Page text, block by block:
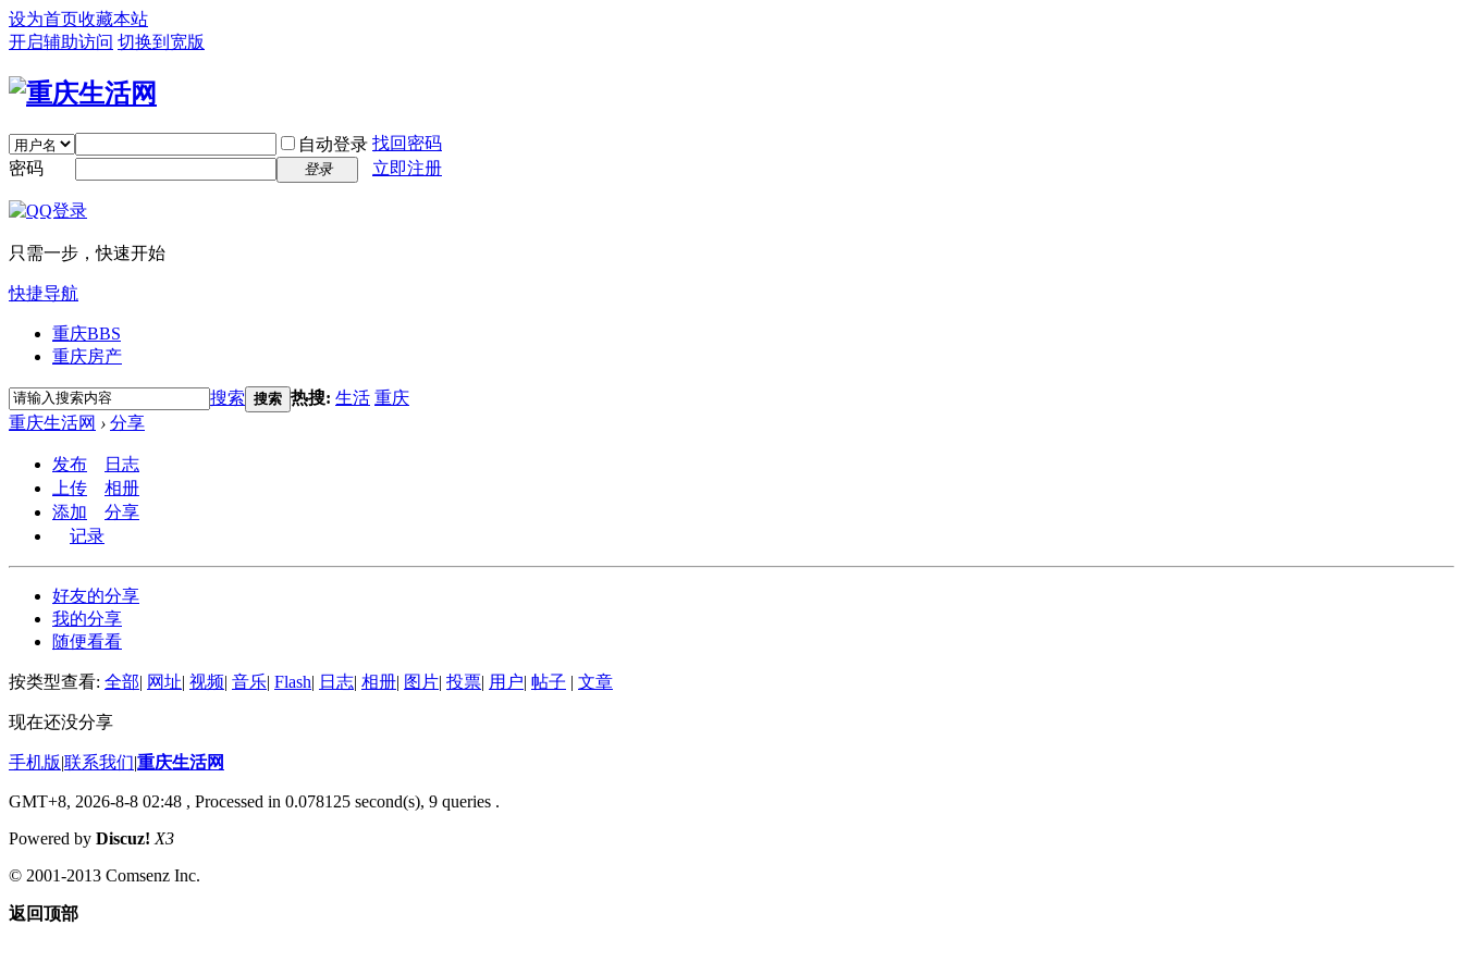
设为首页收藏本站
开启辅助访问 切换到宽版
自动登录 找回密码
密码
登录 立即注册
只需一步，快速开始
快捷导航
重庆BBS
重庆房产
搜索 搜索 热搜: 生活 重庆
重庆生活网 › 分享
发布
日志
上传
相册
添加
分享
记录
好友的分享
我的分享
随便看看
按类型查看: 全部| 网址| 视频| 音乐| Flash| 日志| 相册| 图片| 投票| 用户| 帖子 | 文章
现在还没分享
手机版|联系我们|重庆生活网
GMT+8, 2026-8-8 02:48 , Processed in 0.078125 second(s), 9 queries .
Powered by Discuz! X3
© 2001-2013 Comsenz Inc.
返回顶部